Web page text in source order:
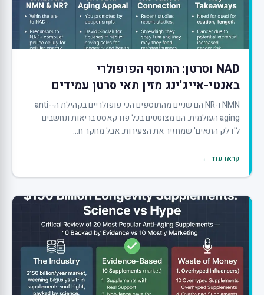
NAD וסרטן: התוסף הפופולרי
באנטי-אייג'ינג מזין תאי סרטן עמידים
NMN ו-NR הם שניים מהתוספים הכי פופולריים בקהילת ה-anti-
aging העולמית. הם מצוטטים בכל פודקאסט בריאות ונחשבים
ל'דלק התאים' שמחזיר את הצעירות. אבל מחקר ח...
קראו עוד ←